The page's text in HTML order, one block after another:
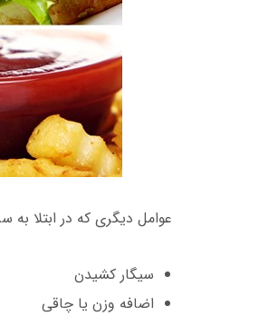
عوامل دیگری که در ابتلا به
سیگار کشیدن
اضافه وزن یا چاقی